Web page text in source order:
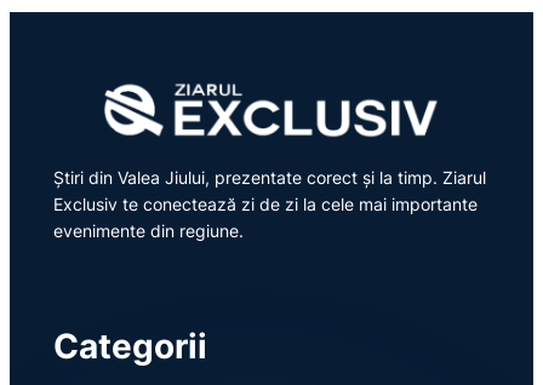
Știri din Valea Jiului, prezentate corect și la timp. Ziarul
Exclusiv te conectează zi de zi la cele mai importante
evenimente din regiune.
Categorii